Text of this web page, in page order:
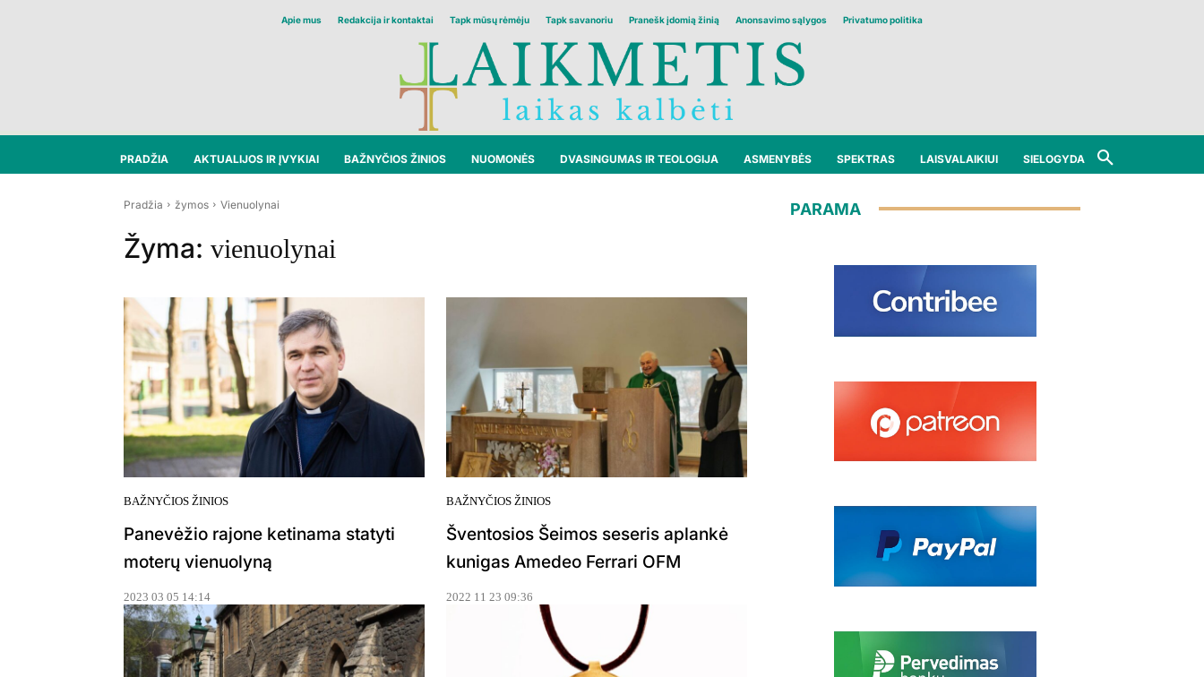
Apie mus Redakcija ir kontaktai Tapk mūsų rėmėju Tapk savanoriu Pranešk įdomią žinią Anonsavimo sąlygos Privatumo politika
PRADŽIA AKTUALIJOS IR ĮVYKIAI BAŽNYČIOS ŽINIOS NUOMONĖS DVASINGUMAS IR TEOLOGIJA ASMENYBĖS SPEKTRAS LAISVALAIKIUI SIELOGYDA
Pradžia žymos Vienuolynai
Žyma: vienuolynai
BAŽNYČIOS ŽINIOS
Panevėžio rajone ketinama statyti
moterų vienuolyną
2023 03 05 14:14
BAŽNYČIOS ŽINIOS
Šventosios Šeimos seseris aplankė
kunigas Amedeo Ferrari OFM
2022 11 23 09:36
PARAMA